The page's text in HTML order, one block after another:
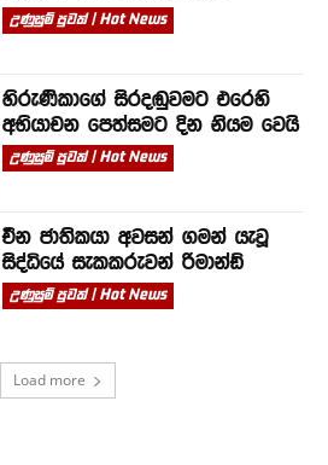
උණුසුම් පුවත් | Hot News
හිරුණිකාගේ සිරදඬුවමට එරෙහි
අභියාචන පෙත්සමට දින නියම වෙයි
උණුසුම් පුවත් | Hot News
චීන ජාතිකයා අවසන් ගමන් යැවූ
සිද්ධියේ සැකකරුවන් රිමාන්ඩ්
උණුසුම් පුවත් | Hot News
Load more